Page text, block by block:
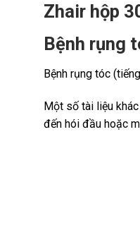
Zhair hộp
Bệnh rụng
Bệnh rụng tóc
Một số tài liệu
đến hói đầu hoặc